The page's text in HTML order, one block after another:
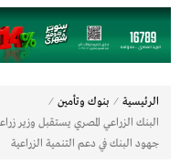
الرئيسية ⁄ بنوك وتأمين ⁄
البنك الزراعي المصري يستقبل وزير
جهود البنك في دعم التنمية الزراعية